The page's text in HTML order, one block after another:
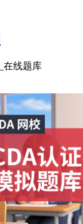
在线题库